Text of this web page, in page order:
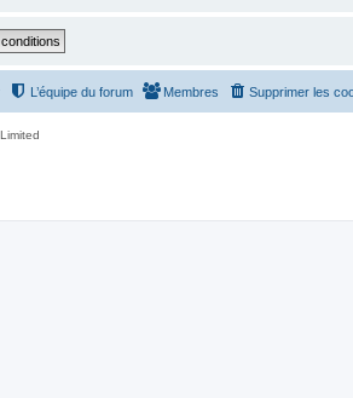
Supprimer les
Membres
L’équipe du forum